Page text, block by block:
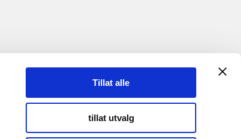
Tillat alle
tillat utvalg